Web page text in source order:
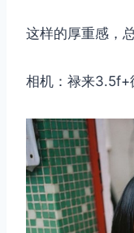
这样的厚重感，
相机：禄来